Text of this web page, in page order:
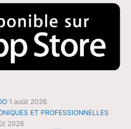
1 août 2026
ET PROFESSIONNELLES
2026